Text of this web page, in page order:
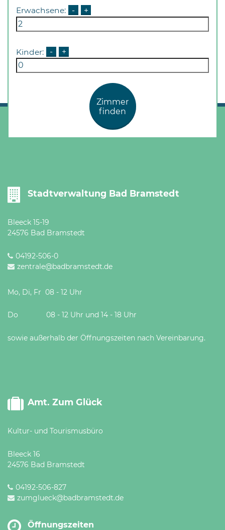
außerhalb
Vereinbarung.
Erwachsene: - +
Kinder: - +
Zimmer
finden
Stadtverwaltung Bad Bramstedt
Bleeck 15-19
24576 Bad Bramstedt
04192-506-0
zentrale@badbramstedt.de
Mo, Di, Fr 08 - 12 Uhr
Do 08 - 12 Uhr und 14 - 18 Uhr
sowie außerhalb der Öffnungszeiten nach Vereinbarung.
Amt. Zum Glück
Kultur- und Tourismusbüro
Bleeck 16
24576 Bad Bramstedt
04192-506-827
zumglueck@badbramstedt.de
Öffnungszeiten